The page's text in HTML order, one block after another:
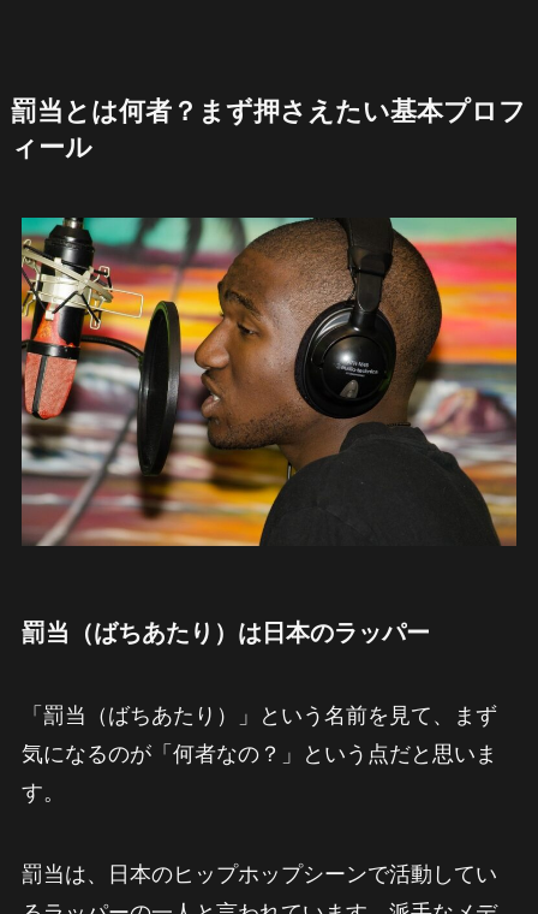
罰当とは何者？まず押さえたい基本プロフ
ィール
罰当（ばちあたり）は日本のラッパー
「罰当（ばちあたり）」という名前を見て、まず
気になるのが「何者なの？」という点だと思いま
す。
罰当は、日本のヒップホップシーンで活動してい